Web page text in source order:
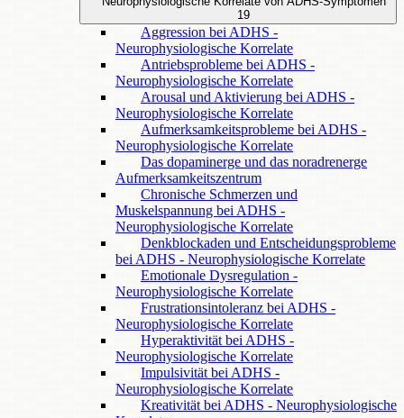
19
Aggression bei ADHS -
Neurophysiologische Korrelate
Antriebsprobleme bei ADHS -
Neurophysiologische Korrelate
Arousal und Aktivierung bei ADHS -
Neurophysiologische Korrelate
Aufmerksamkeitsprobleme bei ADHS -
Neurophysiologische Korrelate
Das dopaminerge und das noradrenerge
Aufmerksamkeitszentrum
Chronische Schmerzen und
Muskelspannung bei ADHS -
Neurophysiologische Korrelate
Denkblockaden und Entscheidungsprobleme
bei ADHS - Neurophysiologische Korrelate
Emotionale Dysregulation -
Neurophysiologische Korrelate
Frustrationsintoleranz bei ADHS -
Neurophysiologische Korrelate
Hyperaktivität bei ADHS -
Neurophysiologische Korrelate
Impulsivität bei ADHS -
Neurophysiologische Korrelate
Kreativität bei ADHS - Neurophysiologische